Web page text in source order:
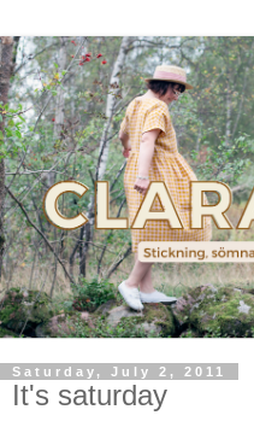
Saturday, July 2, 2011
It's saturday